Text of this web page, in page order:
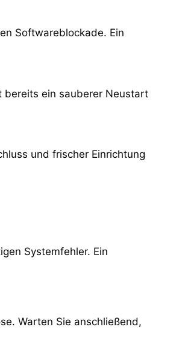
Softwareblockade. Ein
bereits ein sauberer Neustart
und frischer Einrichtung
Systemfehler. Ein
Warten Sie anschließend,